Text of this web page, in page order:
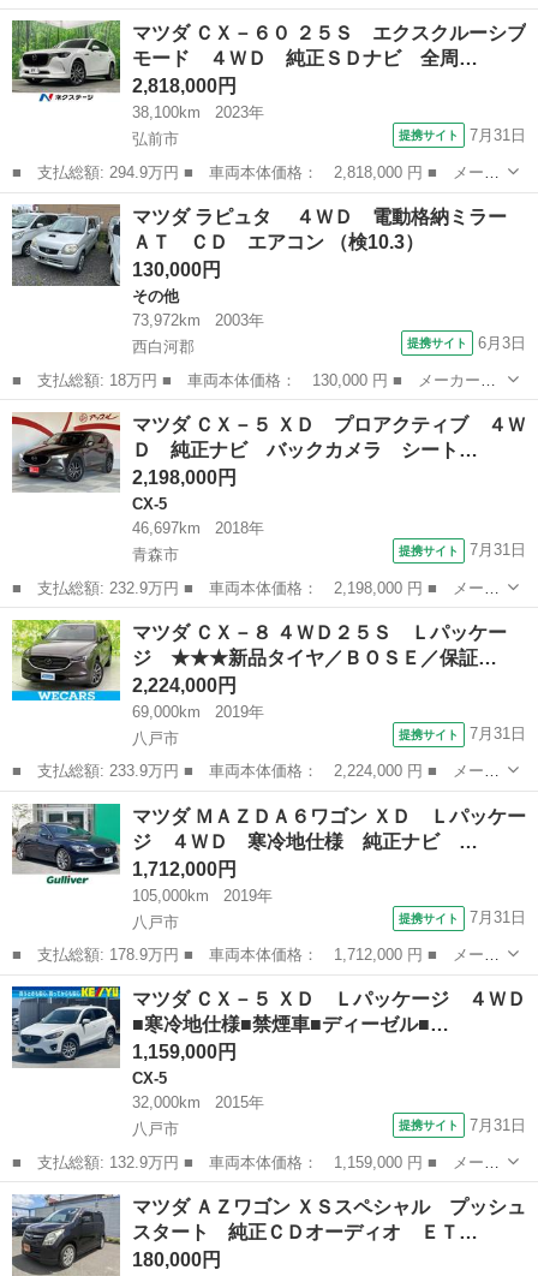
ー名： マツダ ■ 車種名： ＣＸ－３ ■ グレード名： ２０Ｓ
エクスクルーシブモッズ 走行距離無制限全国１年保証付き／修復歴
無し／禁...
青森 八戸市 CX-3
マツダ ＣＸ－６０ ２５Ｓ エクスクルーシブ
モード ４ＷＤ 純正ＳＤナビ 全周…
2,818,000円
38,100km
2023年
弘前市
提携サイト 7月31日
■ 支払総額: 294.9万円 ■ 車両本体価格： 2,818,000 円 ■ メーカ
ー名： マツダ ■ 車種名： ＣＸ－６０ ■ グレード名： ２５
Ｓ エクスクルーシブモード ４ＷＤ 純正ＳＤナビ 全周囲カメ
ラ 衝突被害...
青森 弘前市 マツダ
マツダ ラピュタ ４ＷＤ 電動格納ミラー
ＡＴ ＣＤ エアコン （検10.3）
130,000円
その他
73,972km
2003年
西白河郡
提携サイト 6月3日
■ 支払総額: 18万円 ■ 車両本体価格： 130,000 円 ■ メーカー
名： マツダ ■ 車種名： ラピュタ ■ グレード名： ４ＷＤ
電動格納ミラー ＡＴ ＣＤ エアコン ■ 排気量： 660cc ■ ドア
枚数：...
福島 西白河郡 その他
マツダ ＣＸ－５ ＸＤ プロアクティブ ４Ｗ
Ｄ 純正ナビ バックカメラ シート…
2,198,000円
CX-5
46,697km
2018年
青森市
提携サイト 7月31日
■ 支払総額: 232.9万円 ■ 車両本体価格： 2,198,000 円 ■ メーカ
ー名： マツダ ■ 車種名： ＣＸ－５ ■ グレード名： ＸＤ プ
ロアクティブ ４ＷＤ 純正ナビ バックカメラ シートヒーター
ＢＯＳＥ...
青森 青森市 CX-5
マツダ ＣＸ－８ ４ＷＤ２５Ｓ Ｌパッケー
ジ ★★★新品タイヤ／ＢＯＳＥ／保証…
2,224,000円
69,000km
2019年
八戸市
提携サイト 7月31日
■ 支払総額: 233.9万円 ■ 車両本体価格： 2,224,000 円 ■ メーカ
ー名： マツダ ■ 車種名： ＣＸ－８ ■ グレード名： ４ＷＤ２
５Ｓ Ｌパッケージ ★★★新品タイヤ／ＢＯＳＥ／保証書／純正
ＳＤナビ...
青森 八戸市 マツダ
マツダ ＭＡＺＤＡ６ワゴン ＸＤ Ｌパッケー
ジ ４ＷＤ 寒冷地仕様 純正ナビ …
1,712,000円
105,000km
2019年
八戸市
提携サイト 7月31日
■ 支払総額: 178.9万円 ■ 車両本体価格： 1,712,000 円 ■ メーカ
ー名： マツダ ■ 車種名： ＭＡＺＤＡ６ワゴン ■ グレード
名： ＸＤ Ｌパッケージ ４ＷＤ 寒冷地仕様 純正ナビ フルセ
グ ３６０°...
青森 八戸市 マツダ
マツダ ＣＸ－５ ＸＤ Ｌパッケージ ４ＷＤ
■寒冷地仕様■禁煙車■ディーゼル■…
1,159,000円
CX-5
32,000km
2015年
八戸市
提携サイト 7月31日
■ 支払総額: 132.9万円 ■ 車両本体価格： 1,159,000 円 ■ メーカ
ー名： マツダ ■ 車種名： ＣＸ－５ ■ グレード名： ＸＤ Ｌ
パッケージ ４ＷＤ■寒冷地仕様■禁煙車■ディーゼル■ 群馬仕入■衝
突軽...
青森 八戸市 CX-5
マツダ ＡＺワゴン ＸＳスペシャル プッシュ
スタート 純正ＣＤオーディオ ＥＴ…
180,000円